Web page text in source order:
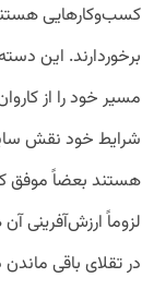
کسب‌و‌کارهایی
برخوردارند. این
مسیر خود را از
هستند بعضاً موفق که
لزوماً ارزش‌آفرینی
در تقلای باقی